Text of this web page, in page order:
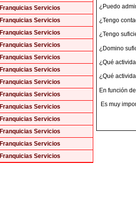
Franquicias Servicios
Franquicias Servicios
Franquicias Servicios
Franquicias Servicios
Franquicias Servicios
Franquicias Servicios
Franquicias Servicios
Franquicias Servicios
Franquicias Servicios
Franquicias Servicios
Franquicias Servicios
Franquicias Servicios
Franquicias Servicios
¿Puedo
¿Tengo
¿Tengo
¿Domino
¿Qué
¿Qué
En función
Es muy